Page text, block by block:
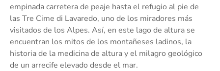
empinada carretera de peaje hasta el refugio al pie de
las Tre Cime di Lavaredo, uno de los miradores más
visitados de los Alpes. Así, en este lago de altura se
encuentran los mitos de los montañeses ladinos, la
historia de la medicina de altura y el milagro geológico
de un arrecife elevado desde el mar.